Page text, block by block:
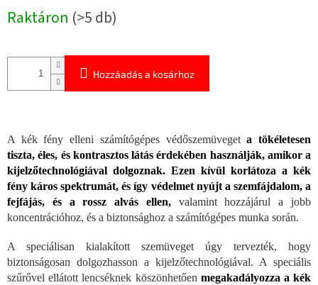
Raktáron (>5 db)
Hozzáadás a kosárhoz
A kék fény elleni számítógépes védőszemüvegeta tökéletesen
tiszta, éles, és kontrasztos látás érdekében használják, amikor a
kijelzőtechnológiával dolgoznak. Ezen kívül korlátoza a kék
fény káros spektrumát, és így védelmet nyújt a szemfájdalom, a
fejfájás, és a rossz alvás ellen,valamint hozzájárul a jobb
koncentrációhoz, és a biztonsághoz a számítógépes munka során.
A speciálisan kialakított szemüveget úgy tervezték, hogy
biztonságosan dolgozhasson a kijelzőtechnológiával. A speciális
szűrővel ellátott lencséknek köszönhetően megakadályozza a kék